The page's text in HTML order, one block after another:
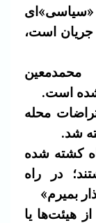
«سیاسی»ای
جریان است،
شده است.
اعتراضات محله
شد.
کشته شده
در راه
بمیرم»
هیئت‌ها یا